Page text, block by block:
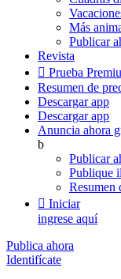
Más
Publicar
Revista
 Prueba
Resumen de
Descargar app
Descargar app
Anuncia ahora
b
Publicar
Publique
Resumen
 Iniciar
ingrese aquí
Publica ahora
Identifícate